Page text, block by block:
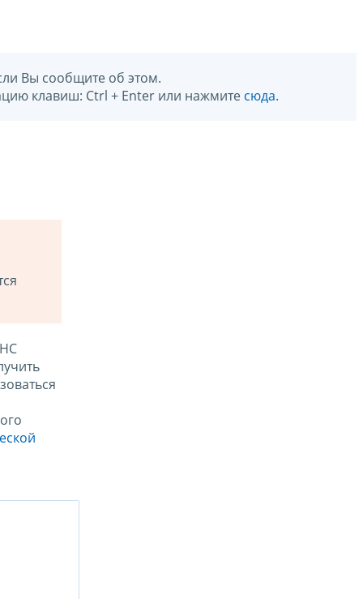
Вы сообщите об этом.
клавиш: Ctrl + Enter или нажмите сюда.